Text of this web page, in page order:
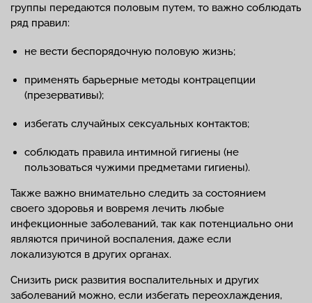
группы передаются половым путем, то важно соблюдать
ряд правил:
не вести беспорядочную половую жизнь;
применять барьерные методы контрацепции
(презервативы);
избегать случайных сексуальных контактов;
соблюдать правила интимной гигиены (не
пользоваться чужими предметами гигиены).
Также важно внимательно следить за состоянием
своего здоровья и вовремя лечить любые
инфекционные заболеваний, так как потенциально они
являются причиной воспаления, даже если
локализуются в других органах.
Снизить риск развития воспалительных и других
заболеваний можно, если избегать переохлаждения,